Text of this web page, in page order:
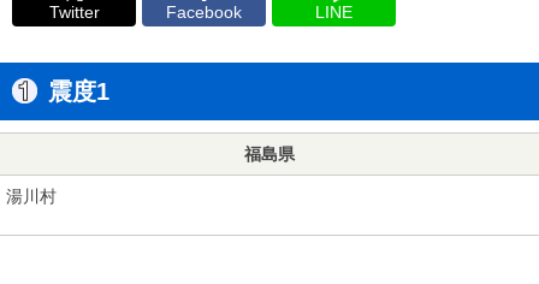
Twitter Facebook LINE
震度1
福島県
湯川村